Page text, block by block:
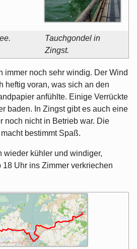
Tauchgondel in
Zingst.
immer noch sehr windig. Der Wind
heftig voran, was sich an den
anfühlte. Einige Verrückte
baden. In Zingst gibt es auch eine
noch nicht in Betrieb war. Die
bestimmt Spaß.
wieder kühler und windiger,
Uhr ins Zimmer verkriechen